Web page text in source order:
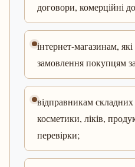
договори, комерційні
інтернет-магазинам,
замовлення покупцям
відправникам
косметики, ліків,
перевірки;